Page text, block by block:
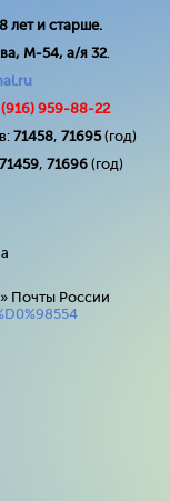
лет и старше.
М-54, а/я 32.
916) 959-88-22
71458, 71695(год)
71459, 71696 (год)
Почты России